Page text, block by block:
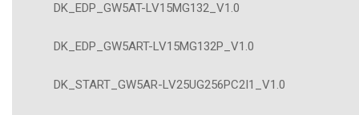
DK_EDP_GW5AT-LV15MG132_V1.0
DK_EDP_GW5ART-LV15MG132P_V1.0
DK_START_GW5AR-LV25UG256PC2I1_V1.0